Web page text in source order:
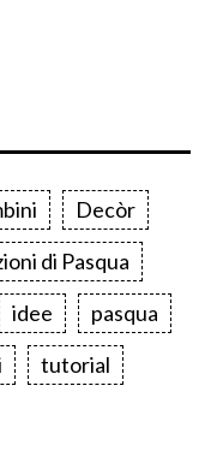
Decòr
di Pasqua
idee
pasqua
tutorial